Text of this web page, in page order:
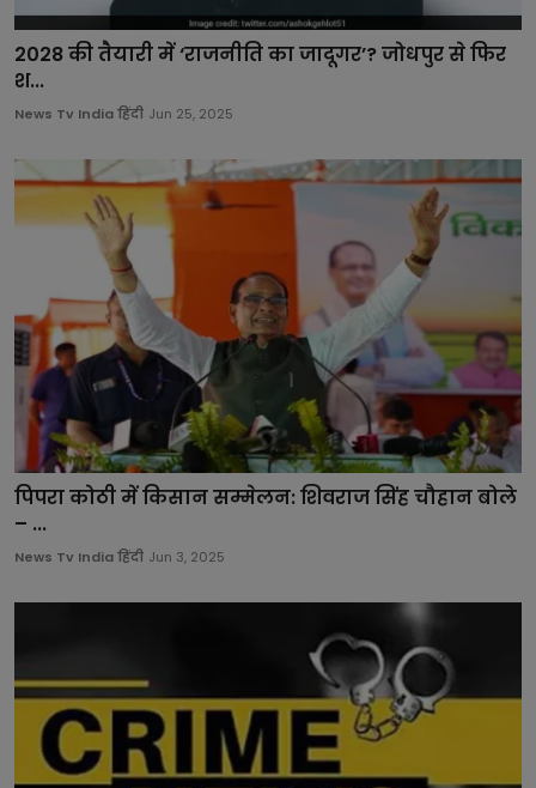
2028 की तैयारी में ‘राजनीति का जादूगर’? जोधपुर से फिर
श...
News Tv India हिंदी Jun 25, 2025
पिपरा कोठी में किसान सम्मेलन: शिवराज सिंह चौहान बोले
– ...
News Tv India हिंदी Jun 3, 2025